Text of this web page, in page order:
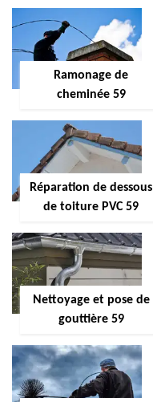
Ramonage de
cheminée 59
Réparation de dessous
de toiture PVC 59
Nettoyage et pose de
gouttière 59